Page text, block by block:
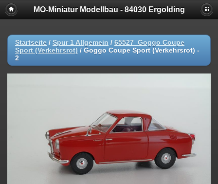
MO-Miniatur Modellbau - 84030 Ergolding
Startseite / Spur 1 Allgemein / 65527_Goggo Coupe
Sport (Verkehrsrot) / Goggo Coupe Sport (Verkehrsrot) -
2